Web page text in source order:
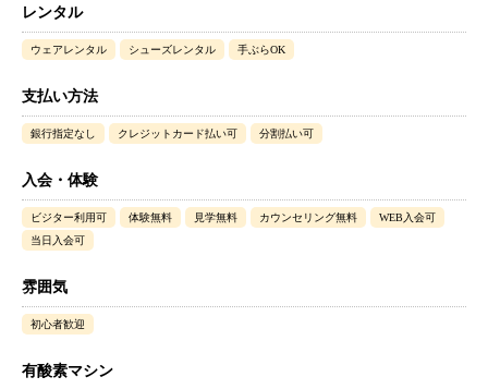
レンタル
ウェアレンタル シューズレンタル 手ぶらOK
支払い方法
銀行指定なし クレジットカード払い可 分割払い可
入会・体験
ビジター利用可 体験無料 見学無料 カウンセリング無料
WEB入会可
当日入会可
雰囲気
初心者歓迎
有酸素マシン